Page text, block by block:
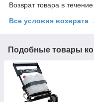
Возврат товара в
Все условия возврата
Подобные товары